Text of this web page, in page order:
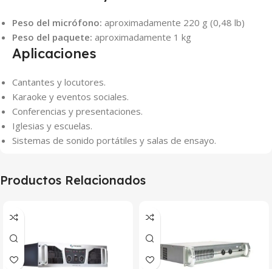
Peso del micrófono: aproximadamente 220 g (0,48 lb)
Peso del paquete: aproximadamente 1 kg
Aplicaciones
Cantantes y locutores.
Karaoke y eventos sociales.
Conferencias y presentaciones.
Iglesias y escuelas.
Sistemas de sonido portátiles y salas de ensayo.
Productos Relacionados